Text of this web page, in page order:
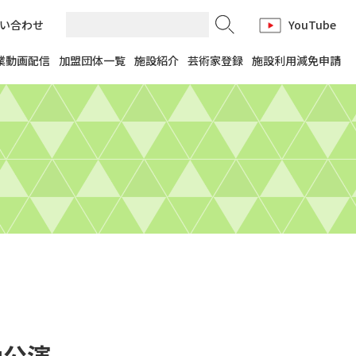
合わせ YouTube
動画配信 加盟団体一覧 施設紹介 芸術家登録 施設利用減免申請